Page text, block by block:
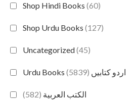
Shop Hindi Books (60)
Shop Urdu Books (127)
Uncategorized(45)
Urdu Books اردو کتابیں (5839)
الكتب العربية (582)